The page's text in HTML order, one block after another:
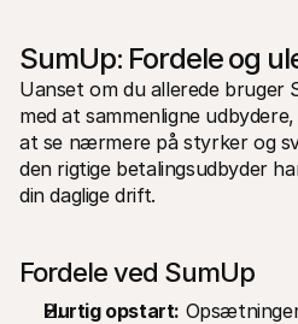
SumUp: Fordele og
Uanset om du allerede bruger
med at sammenligne
at se nærmere på styrker og
den rigtige betalingsudbyder
din daglige drift.
Fordele ved SumUp
Hurtig opstart: